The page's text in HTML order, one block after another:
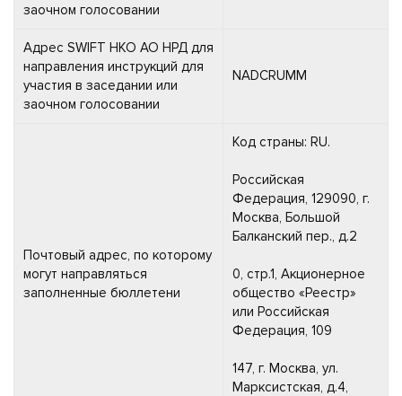
заочном голосовании
Адрес SWIFT НКО АО НРД для
направления инструкций для
участия в заседании или
заочном голосовании
NADCRUMM
Почтовый адрес, по которому
могут направляться
заполненные бюллетени
Код страны: RU.
Российская
Федерация, 129090, г.
Москва, Большой
Балканский пер., д.2
0, стр.1, Акционерное
общество «Реестр»
или Российская
Федерация, 109
147, г. Москва, ул.
Марксистская, д.4,